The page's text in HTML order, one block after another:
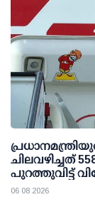
ചിലവഴിച്ചത്
പുറത്തുവിട്ട്
06 08 2026